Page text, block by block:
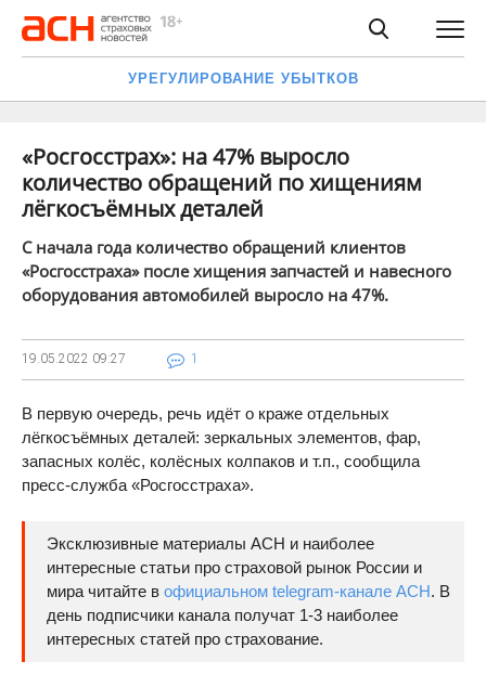
УРЕГУЛИРОВАНИЕ УБЫТКОВ
«Росгосстрах»: на 47% выросло
количество обращений по хищениям
лёгкосъёмных деталей
С начала года количество обращений клиентов
«Росгосстраха» после хищения запчастей и навесного
оборудования автомобилей выросло на 47%.
19.05.2022 09:27 1
В первую очередь, речь идёт о краже отдельных
лёгкосъёмных деталей: зеркальных элементов, фар,
запасных колёс, колёсных колпаков и т.п., сообщила
пресс-служба «Росгосстраха».
Эксклюзивные материалы АСН и наиболее
интересные статьи про страховой рынок России и
мира читайте в официальном telegram-канале АСН. В
день подписчики канала получат 1-3 наиболее
интересных статей про страхование.